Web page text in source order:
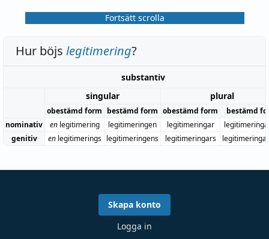
Fortsätt scrolla
Hur böjs legitimering?
substantiv
singular
plural
obestämd form bestämd form obestämd form
bestämd
nominativ
enlegitimering legitimeringen legitimeringar
genitiv
enlegitimerings legitimeringens legitimeringars
Skapa konto
Logga in